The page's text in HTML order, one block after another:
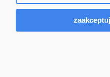
Sklep